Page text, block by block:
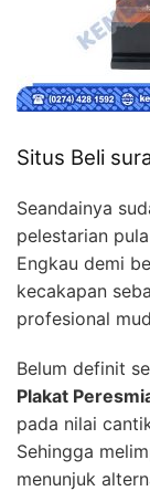
Situs Beli
Seandainya
pelestarian
Engkau demi
kecakapan
profesional
Belum definit
Plakat
pada nilai
Sehingga
menunjuk